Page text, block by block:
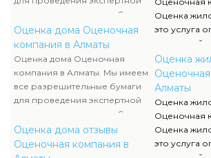
оценки недвижимости. Список
данных документов, их
отображение и сканы можно
отыскать в разделе нашего
сайта.
Оценка дома Оценочная
компания в Алматы
Оценка дома Оценочная
компания в Алматы. Мы имеем
все разрешительные бумаги
для проведения экспертной
оценки недвижимости. Список
данных документов, их
отображение и сканы можно
отыскать в разделе нашего
Оценка дома отзывы
Оценочная компания в
Оценка
это услуга
настоящей
стоимости
недвижимой
Оценка
Алматы
Оценка
Оценочная
Оценка
это услуга